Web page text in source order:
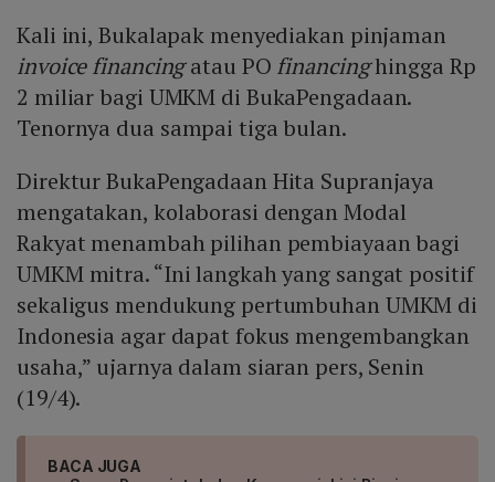
Kali ini, Bukalapak menyediakan pinjaman
invoice financingatau PO financinghingga Rp
2 miliar bagi UMKM di BukaPengadaan.
Tenornya dua sampai tiga bulan.
Direktur BukaPengadaan Hita Supranjaya
mengatakan, kolaborasi dengan Modal
Rakyat menambah pilihan pembiayaan bagi
UMKM mitra. “Ini langkah yang sangat positif
sekaligus mendukung pertumbuhan UMKM di
Indonesia agar dapat fokus mengembangkan
usaha,” ujarnya dalam siaran pers, Senin
(19/4).
BACA JUGA